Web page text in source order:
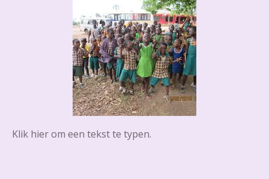
Klik hier om een tekst te typen.